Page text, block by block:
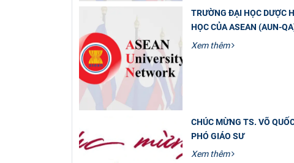
TRƯỜNG ĐẠI HỌC DƯỢC
HỌC CỦA ASEAN (AUN-
Xem thêm
CHÚC MỪNG TS. VÕ
PHÓ GIÁO SƯ
Xem thêm